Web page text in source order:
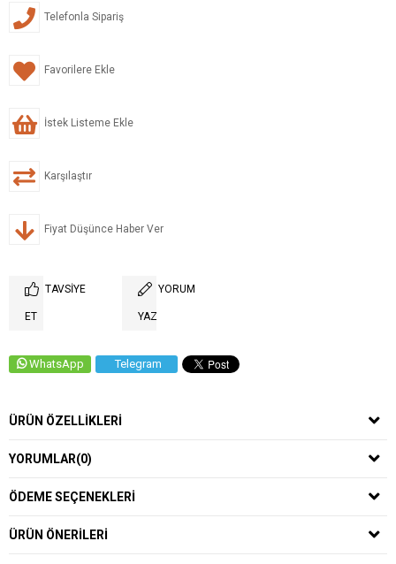
Telefonla Sipariş
Favorilere Ekle
İstek Listeme Ekle
Karşılaştır
Fiyat Düşünce Haber Ver
TAVSIYE
ET
YORUM
YAZ
WhatsApp Telegram
ÜRÜN ÖZELLIKLERI
YORUMLAR(0)
ÖDEME SEÇENEKLERI
ÜRÜN ÖNERILERI